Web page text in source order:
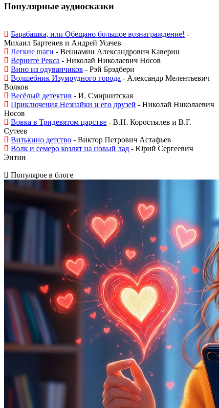
Популярные аудиосказки
Барабашка, или Обещано большое вознаграждение! -
Михаил Бартенев и Андрей Усачев
Легкие шаги - Вениамин Александрович Каверин
Верните Рекса - Николай Николаевич Носов
Вино из одуванчиков - Рэй Брэдбери
Волшебник Изумрудного города - Александр Мелентьевич
Волков
Весёлый детектив - И. Смирнитская
Приключения Незнайки и его друзей - Николай Николаевич
Носов
Вовка в Тридевятом царстве - В.Н. Коростылев и В.Г.
Сутеев
Витькино детство - Виктор Петрович Астафьев
Волк и семеро козлят на новый лад - Юрий Сергеевич
Энтин
Популярое в блоге